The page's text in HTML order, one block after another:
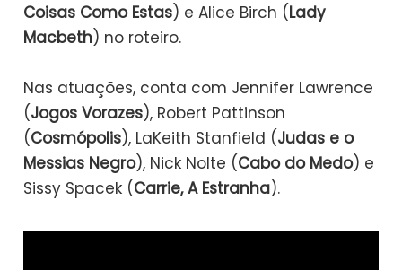
Coisas Como Estas) e Alice Birch (Lady
Macbeth) no roteiro.
Nas atuações, conta com Jennifer Lawrence
(Jogos Vorazes), Robert Pattinson
(Cosmópolis), LaKeith Stanfield (Judas e o
Messias Negro), Nick Nolte (Cabo do Medo) e
Sissy Spacek (Carrie, A Estranha).